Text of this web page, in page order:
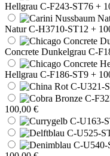
Hellgrau C-F243-ST76 +
Natur C-H3710-ST12 +
Concrete Dunkelgrau C-
Hellgrau C-F186-ST9 +
100,00 €